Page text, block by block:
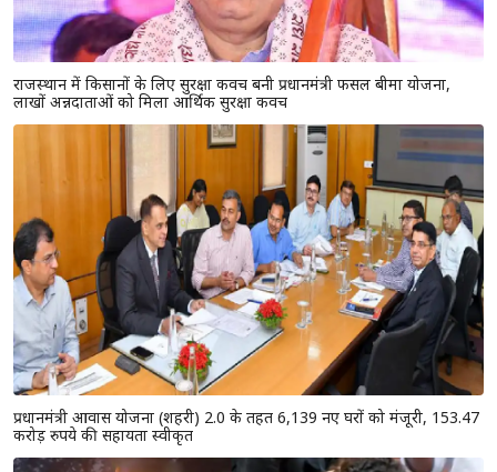
राजस्थान में किसानों के लिए सुरक्षा कवच बनी प्रधानमंत्री फसल बीमा योजना,
लाखों अन्नदाताओं को मिला आर्थिक सुरक्षा कवच
प्रधानमंत्री आवास योजना (शहरी) 2.0 के तहत 6,139 नए घरों को मंजूरी, 153.47
करोड़ रुपये की सहायता स्वीकृत